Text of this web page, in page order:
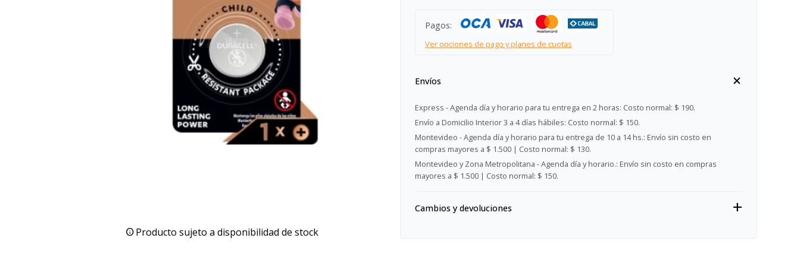
Producto sujeto a disponibilidad de stock
Pagos:
Ver opciones de pago y planes de cuotas
Envíos
Express - Agenda día y horario para tu entrega en 2 horas: Costo normal: $ 190.
Envío a Domicilio Interior 3 a 4 días hábiles: Costo normal: $ 150.
Montevideo - Agenda día y horario para tu entrega de 10 a 14 hs.: Envío sin costo en
compras mayores a $ 1.500 | Costo normal: $ 130.
Montevideo y Zona Metropolitana - Agenda día y horario.: Envío sin costo en compras
mayores a $ 1.500 | Costo normal: $ 150.
Cambios y devoluciones